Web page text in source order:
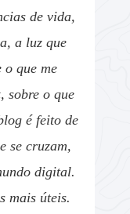
de vida,
a luz que
o que me
sobre o que
é feito de
se cruzam,
digital.
mais úteis.